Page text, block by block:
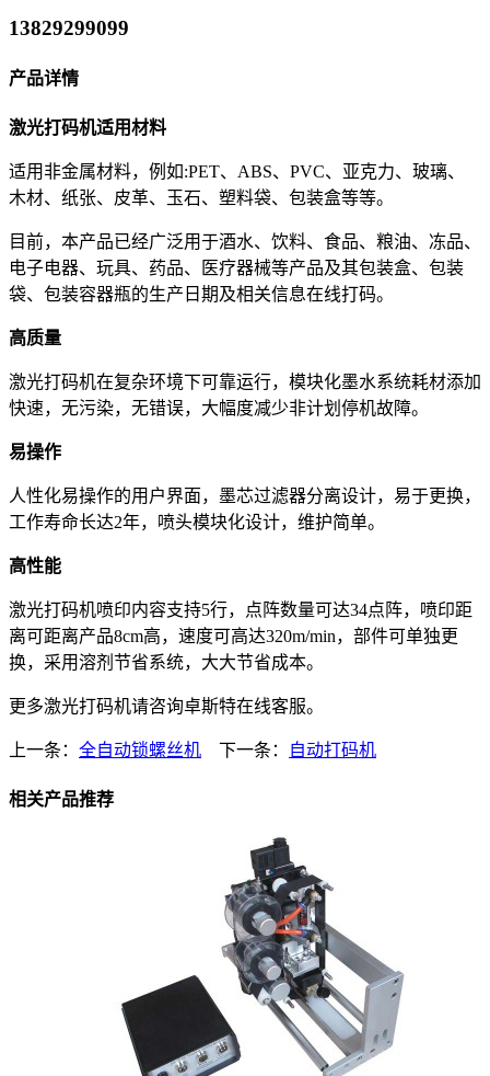
13829299099
产品详情
激光打码机适用材料
适用非金属材料，例如:PET、ABS、PVC、亚克力、玻璃、
木材、纸张、皮革、玉石、塑料袋、包装盒等等。
目前，本产品已经广泛用于酒水、饮料、食品、粮油、冻品、
电子电器、玩具、药品、医疗器械等产品及其包装盒、包装
袋、包装容器瓶的生产日期及相关信息在线打码。
高质量
激光打码机在复杂环境下可靠运行，模块化墨水系统耗材添加
快速，无污染，无错误，大幅度减少非计划停机故障。
易操作
人性化易操作的用户界面，墨芯过滤器分离设计，易于更换，
工作寿命长达2年，喷头模块化设计，维护简单。
高性能
激光打码机喷印内容支持5行，点阵数量可达34点阵，喷印距
离可距离产品8cm高，速度可高达320m/min，部件可单独更
换，采用溶剂节省系统，大大节省成本。
更多激光打码机请咨询卓斯特在线客服。
上一条： 全自动锁螺丝机 下一条： 自动打码机
相关产品推荐